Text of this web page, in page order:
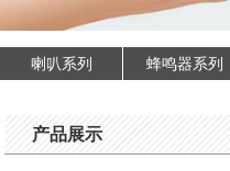
喇叭系列 蜂鸣器系列
产品展示